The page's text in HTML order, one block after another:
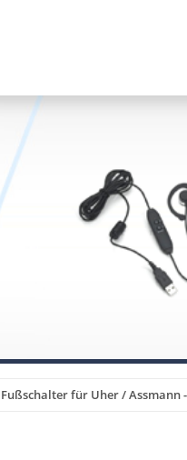
Fußschalter für Uher / Assmann